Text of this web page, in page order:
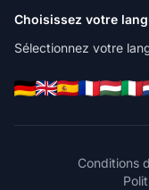
Choisissez votre
Sélectionnez votre
Conditions